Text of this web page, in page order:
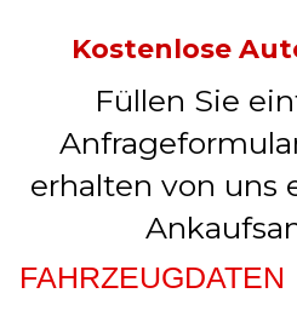
Kostenlose
Füllen Sie
erhalten von uns
FAHRZEUGDATEN